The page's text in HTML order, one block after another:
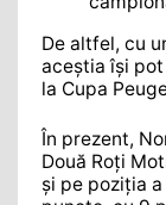
De altfel, cu
aceștia își
la Cupa
În prezent,
Două Roți
și pe poziția